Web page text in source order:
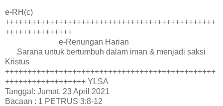
e-RH(c)
+++++++++++++++++++++++++++++++++++++++++++++++
+++++++++++++++
e-Renungan Harian
Sarana untuk bertumbuh dalam iman & menjadi saksi
Kristus
+++++++++++++++++++++++++++++++++++++++++++++++
++++++++++++++++++ YLSA
Tanggal: Jumat, 23 April 2021
Bacaan : 1 PETRUS 3:8-12